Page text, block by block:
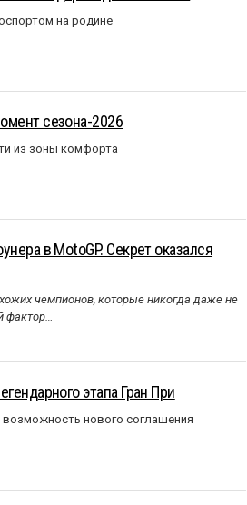
на родине
сезона-2026
из зоны комфорта
в MotoGP. Секрет оказался
чемпионов, которые никогда даже не
фактор…
этапа Гран При
нового соглашения